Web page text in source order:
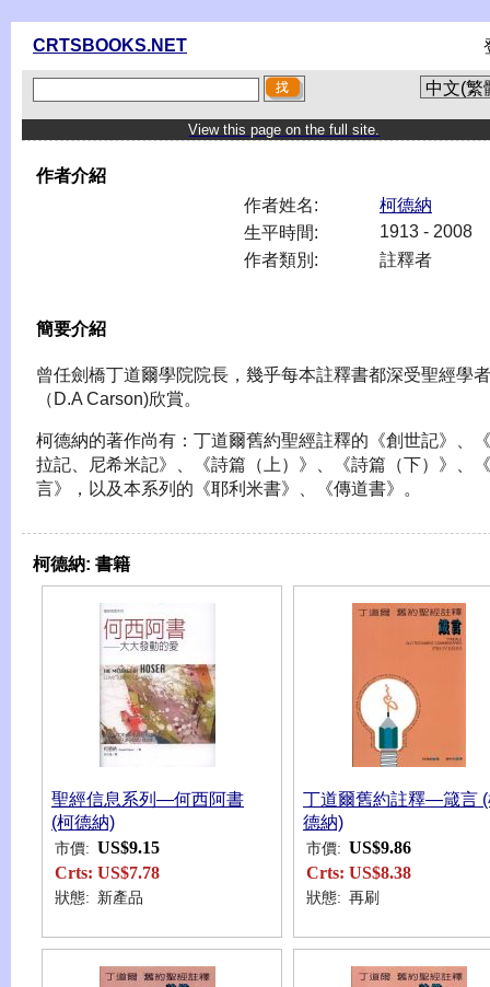
CRTSBOOKS.NET
View this page on the full site.
作者介紹
作者姓名:
柯德納
生平時間:
1913 - 2008
作者類別:
註釋者
簡要介紹
曾任劍橋丁道爾學院院長，幾乎每本註釋書都深受聖經學
（D.A Carson)欣賞。
柯德納的著作尚有：丁道爾舊約聖經註釋的《創世記》、
拉記、尼希米記》、《詩篇（上）》、《詩篇（下）》、
言》，以及本系列的《耶利米書》、《傳道書》。
柯德納: 書籍
聖經信息系列—何西阿書
(柯德納)
市價: US$9.15
Crts: US$7.78
狀態: 新產品
丁道爾舊約註釋—箴言
德納)
市價: US$9.86
Crts: US$8.38
狀態: 再刷